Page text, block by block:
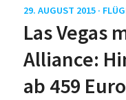
29. AUGUST 2015 ·
Las Vegas
Alliance:
ab 459 Euro